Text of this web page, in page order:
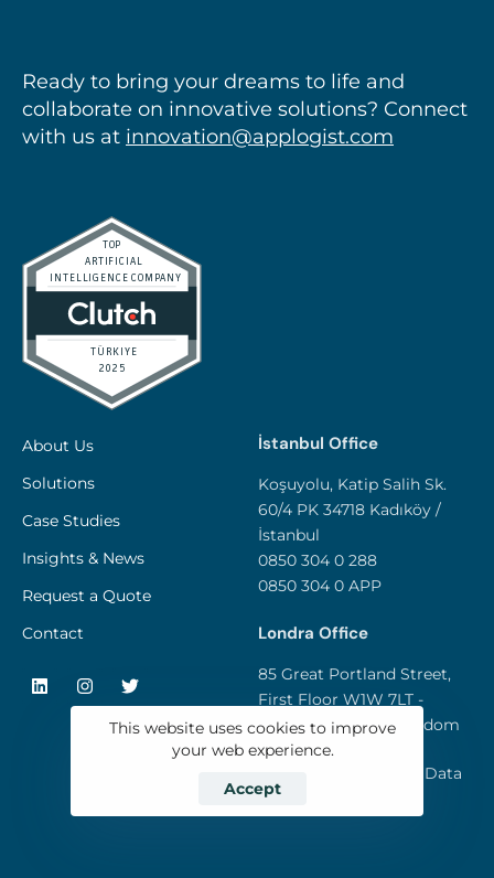
Ready to bring your dreams to life and
collaborate on innovative solutions? Connect
with us at innovation@applogist.com
About Us
Solutions
Case Studies
Insights & News
Request a Quote
Contact
İstanbul Office
Koşuyolu, Katip Salih Sk.
60/4 PK 34718 Kadıköy /
İstanbul
0850 304 0 288
0850 304 0 APP
Londra Office
85 Great Portland Street,
First Floor W1W 7LT -
London / United Kingdom
Privacy and Personal Data
Policy
This website uses cookies to improve
your web experience.
Accept